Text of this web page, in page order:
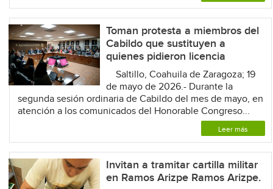
Toman protesta a miembros del
Cabildo que sustituyen a
quienes pidieron licencia
Saltillo, Coahuila de Zaragoza; 19
de mayo de 2026.- Durante la
segunda sesión ordinaria de Cabildo del mes de mayo, en
atención a los comunicados del Honorable Congreso...
Leer más
Invitan a tramitar cartilla militar
en Ramos Arizpe Ramos Arizpe.